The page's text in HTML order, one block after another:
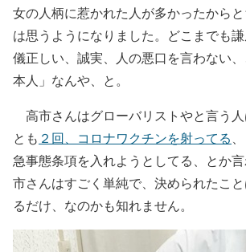
女の人柄に惹かれた人が多かったから
は思うようになりました。どこまでも
儀正しい、誠実、人の悪口を言わない
本人」なんや、と。
高市さんはグローバリストやと言う人
とも ２回、コロナワクチンを射ってる
急事態条項を入れようとしてる、とか
市さんはすごく単純で、決められたこ
るだけ、なのかも知れません。